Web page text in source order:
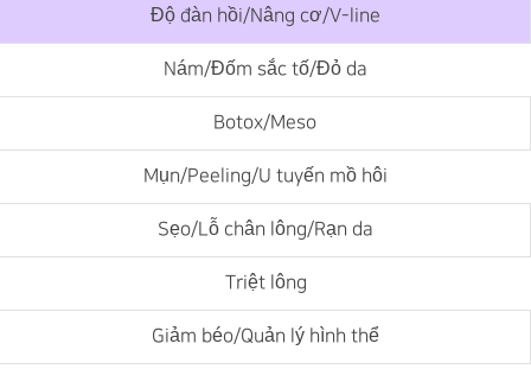
Độ đàn hồi/Nâng cơ/V-line
Nám/Đốm sắc tố/Đỏ da
Botox/Meso
Mụn/Peeling/U tuyến mồ hôi
Sẹo/Lỗ chân lông/Rạn da
Triệt lông
Giảm béo/Quản lý hình thể